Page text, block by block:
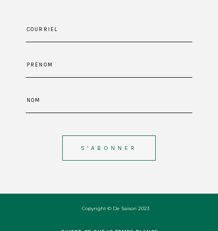
Copyright © De Saison 2023